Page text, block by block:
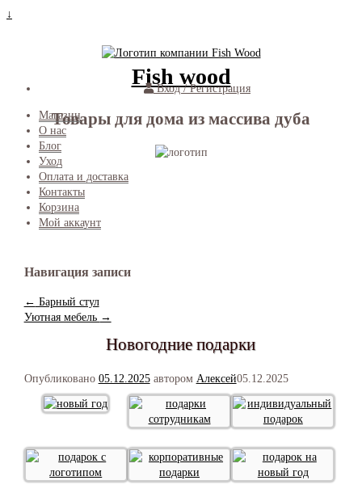
↓
Fish wood
Товары для дома из массива дуба
Вход / Регистрация
Магазин
О нас
Блог
Уход
Оплата и доставка
Контакты
Корзина
Мой аккаунт
Навигация записи
← Барный стул
Уютная мебель →
Новогодние подарки
Опубликовано 05.12.2025 автором Алексей05.12.2025